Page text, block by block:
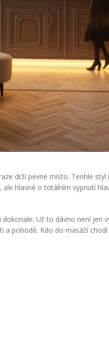
drží pevné místo. Tenhle
hlavně o totálním vypnutí
Už to dávno není jen
pohodě. Kdo do masáží